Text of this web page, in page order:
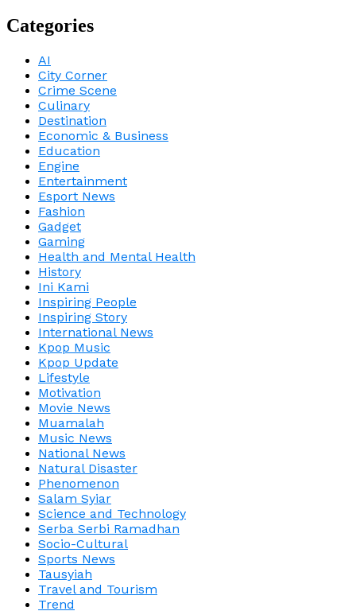
Categories
AI
City Corner
Crime Scene
Culinary
Destination
Economic & Business
Education
Engine
Entertainment
Esport News
Fashion
Gadget
Gaming
Health and Mental Health
History
Ini Kami
Inspiring People
Inspiring Story
International News
Kpop Music
Kpop Update
Lifestyle
Motivation
Movie News
Muamalah
Music News
National News
Natural Disaster
Phenomenon
Salam Syiar
Science and Technology
Serba Serbi Ramadhan
Socio-Cultural
Sports News
Tausyiah
Travel and Tourism
Trend